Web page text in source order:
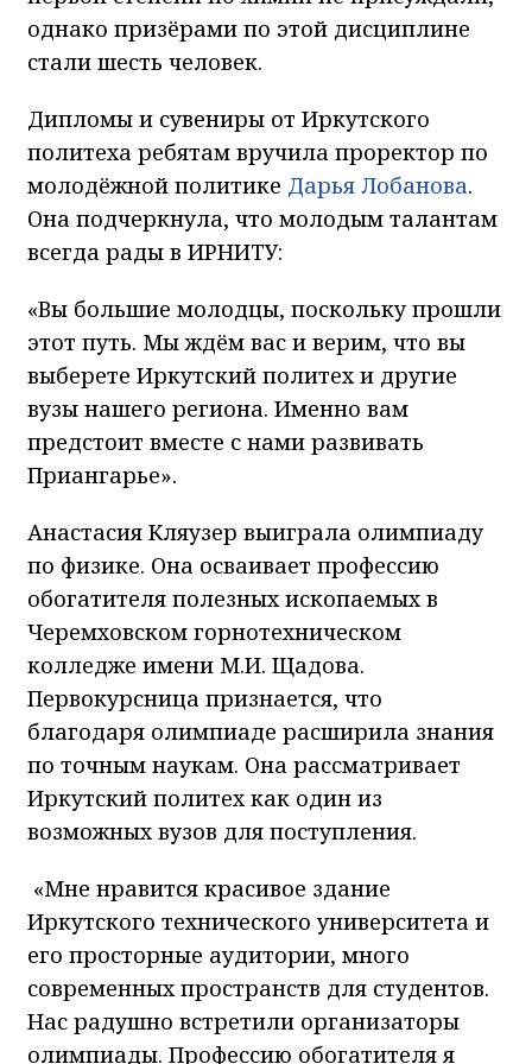
однако призёрами по этой дисциплине
стали шесть человек.
Дипломы и сувениры от Иркутского
политеха ребятам вручила проректор по
молодёжной политике Дарья Лобанова.
Она подчеркнула, что молодым талантам
всегда рады в ИРНИТУ:
«Вы большие молодцы, поскольку прошли
этот путь. Мы ждём вас и верим, что вы
выберете Иркутский политех и другие
вузы нашего региона. Именно вам
предстоит вместе с нами развивать
Приангарье».
Анастасия Кляузер выиграла олимпиаду
по физике. Она осваивает профессию
обогатителя полезных ископаемых в
Черемховском горнотехническом
колледже имени М.И. Щадова.
Первокурсница признается, что
благодаря олимпиаде расширила знания
по точным наукам. Она рассматривает
Иркутский политех как один из
возможных вузов для поступления.
«Мне нравится красивое здание
Иркутского технического университета и
его просторные аудитории, много
современных пространств для студентов.
Нас радушно встретили организаторы
олимпиады. Профессию обогатителя я